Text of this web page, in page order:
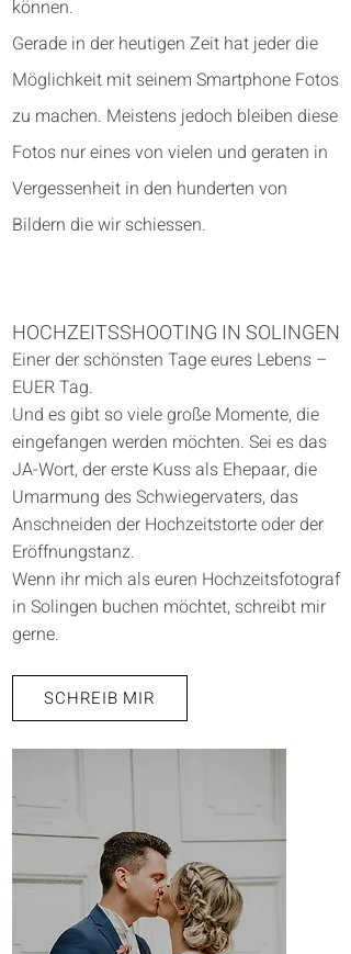
können.
Gerade in der heutigen Zeit hat jeder die
Möglichkeit mit seinem Smartphone Fotos
zu machen. Meistens jedoch bleiben diese
Fotos nur eines von vielen und geraten in
Vergessenheit in den hunderten von
Bildern die wir schiessen.
HOCHZEITSSHOOTING IN SOLINGEN
Einer der schönsten Tage eures Lebens –
EUER Tag.
Und es gibt so viele große Momente, die
eingefangen werden möchten. Sei es das
JA-Wort, der erste Kuss als Ehepaar, die
Umarmung des Schwiegervaters, das
Anschneiden der Hochzeitstorte oder der
Eröffnungstanz.
Wenn ihr mich als euren Hochzeitsfotograf
in Solingen buchen möchtet, schreibt mir
gerne.
SCHREIB MIR